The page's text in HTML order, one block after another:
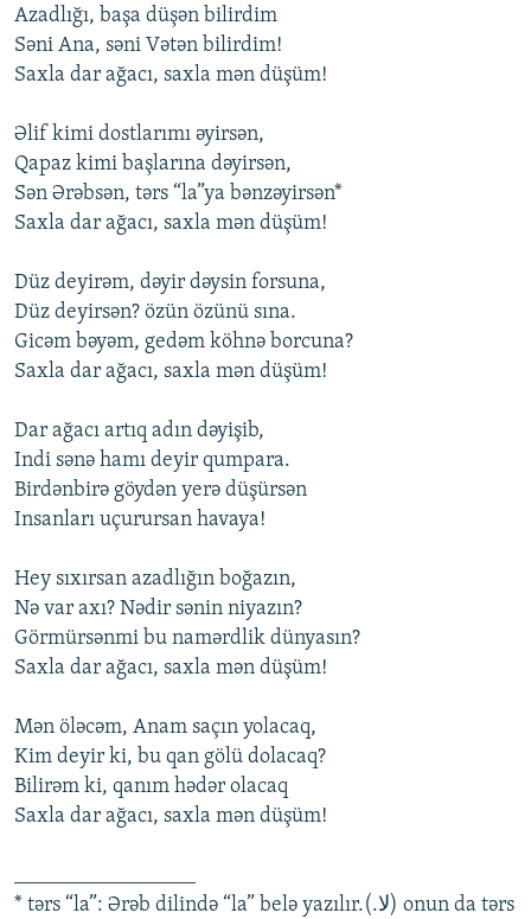
Azadlığı, başa düşən bilirdim
Səni Ana, səni Vətən bilirdim!
Saxla dar ağacı, saxla mən düşüm!
Əlif kimi dostlarımı əyirsən,
Qapaz kimi başlarına dəyirsən,
Sən Ərəbsən, tərs “la”ya bənzəyirsən*
Saxla dar ağacı, saxla mən düşüm!
Düz deyirəm, dəyir dəysin forsuna,
Düz deyirsən? özün özünü sına.
Gicəm bəyəm, gedəm köhnə borcuna?
Saxla dar ağacı, saxla mən düşüm!
Dar ağacı artıq adın dəyişib,
Indi sənə hamı deyir qumpara.
Birdənbirə göydən yerə düşürsən
Insanları uçurursan havaya!
Hey sıxırsan azadlığın boğazın,
Nə var axı? Nədir sənin niyazın?
Görmürsənmi bu namərdlik dünyasın?
Saxla dar ağacı, saxla mən düşüm!
Mən öləcəm, Anam saçın yolacaq,
Kim deyir ki, bu qan gölü dolacaq?
Bilirəm ki, qanım hədər olacaq
Saxla dar ağacı, saxla mən düşüm!
* tərs “la”: Ərəb dilində “la” belə yazılır.(.لا) onun da tərs